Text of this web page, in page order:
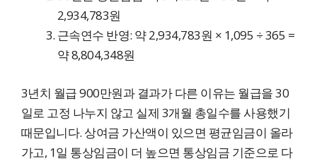
2,934,783원
근속연수 반영: 약 2,934,783원 × 1,095 ÷ 365 =
약 8,804,348원
3년치 월급 900만원과 결과가 다른 이유는 월급을 30
일로 고정 나누지 않고 실제 3개월 총일수를 사용했기
때문입니다. 상여금 가산액이 있으면 평균임금이 올라
가고, 1일 통상임금이 더 높으면 통상임금 기준으로 다